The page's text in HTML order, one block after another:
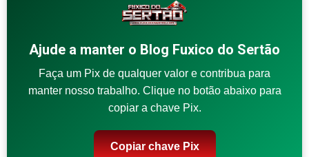
Ajude a manter o Blog Fuxico do Sertão
Faça um Pix de qualquer valor e contribua para
manter nosso trabalho. Clique no botão abaixo para
copiar a chave Pix.
Copiar chave Pix